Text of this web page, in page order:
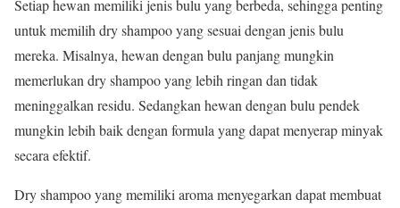
Setiap hewan memiliki jenis bulu yang berbeda, sehingga penting
untuk memilih dry shampoo yang sesuai dengan jenis bulu
mereka. Misalnya, hewan dengan bulu panjang mungkin
memerlukan dry shampoo yang lebih ringan dan tidak
meninggalkan residu. Sedangkan hewan dengan bulu pendek
mungkin lebih baik dengan formula yang dapat menyerap minyak
secara efektif.
Dry shampoo yang memiliki aroma menyegarkan dapat membuat